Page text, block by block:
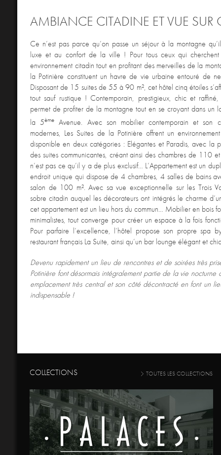
AMBIANCE CITADINE ET VUE SUR
Ce n’est pas parce qu’on passe un séjour à la montagne
luxe et au confort de la ville ! Pour tous ceux qui
environnement citadin tout en profitant des merveilles de la
la Potinière constituent un havre de vie urbaine entouré de
Disposant de 15 suites de 55 à 90 m², cet hôtel cinq étoiles
tout sauf rustique ! Contemporain, prestigieux, chic et raffiné,
permet de profiter de la montagne tout en se croyant dans un
la 5ème Avenue. Avec son mobilier contemporain et son
modernes, Les Suites de la Potinière offrent un
disponible en deux catégories : Elégantes et Paradis, avec la
des suites communicantes, créant ainsi des chambres de 110
n’est pas ce qu’il y a de plus exclusif… L’Appartement est un
endroit unique qui dispose de 4 chambres, 4 salles de bains
salon de 100 m². Avec sa vue exceptionnelle sur les Trois
sobre citadin auquel les décorateurs ont intégrés le charme
cet appartement est un lieu hors du commun… Mobilier en bois
minimalistes, tout converge pour créer un espace à la fois
Pour parfaire l’excellence, l’hôtel propose son propre spa
restaurant français La Suite, ainsi qu’un bar lounge élégant et
Devenu rapidement un lieu de rencontres et de soirées très
Potinière font désormais intégralement partie de la vie nocturne
emplacement très central et son côté décontracté en font un
indispensable !
COLLECTIONS TOUTES LES COLLECTIONS